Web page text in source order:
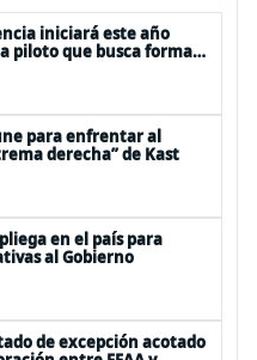
iniciará este año
piloto que busca formar
media en
para enfrentar al
derecha” de Kast
en el país para
al Gobierno
de excepción acotado